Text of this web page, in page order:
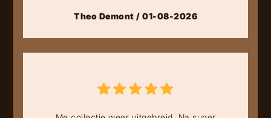
Theo Demont / 01-08-2026